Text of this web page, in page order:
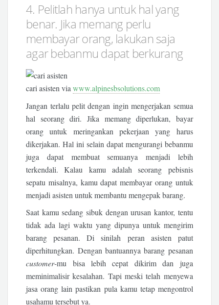
4. Pelitlah hanya untuk hal yang
benar. Jika memang perlu
membayar orang, lakukan saja
agar bebanmu dapat berkurang
cari asisten viawww.alpinesbsolutions.com
Jangan terlalu pelit dengan ingin mengerjakan semua
hal seorang diri. Jika memang diperlukan, bayar
orang untuk meringankan pekerjaan yang harus
dikerjakan. Hal ini selain dapat mengurangi bebanmu
juga dapat membuat semuanya menjadi lebih
terkendali. Kalau kamu adalah seorang pebisnis
sepatu misalnya, kamu dapat membayar orang untuk
menjadi asisten untuk membantu mengepak barang.
Saat kamu sedang sibuk dengan urusan kantor, tentu
tidak ada lagi waktu yang dipunya untuk mengirim
barang pesanan. Di sinilah peran asisten patut
diperhitungkan. Dengan bantuannya barang pesanan
customer-mu bisa lebih cepat dikirim dan juga
meminimalisir kesalahan. Tapi meski telah menyewa
jasa orang lain pastikan pula kamu tetap mengontrol
usahamu tersebut ya.